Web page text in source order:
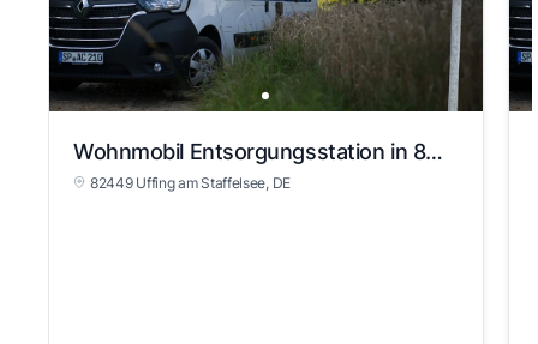
Wohnmobil Entsorgungsstation in 82449 Uffing am Staffelsee
82449 Uffing am Staffelsee, DE